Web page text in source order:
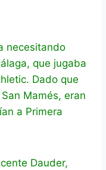
necesitando
que jugaba
Dado que
Mamés, eran
a Primera
Dauder,